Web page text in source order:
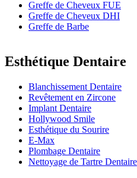
Greffe de Cheveux FUE
Greffe de Cheveux DHI
Greffe de Barbe
Esthétique Dentaire
Blanchissement Dentaire
Revêtement en Zircone
Implant Dentaire
Hollywood Smile
Esthétique du Sourire
E-Max
Plombage Dentaire
Nettoyage de Tartre Dentaire